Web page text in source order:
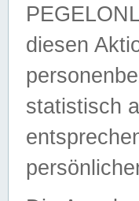
diesen
statistisch